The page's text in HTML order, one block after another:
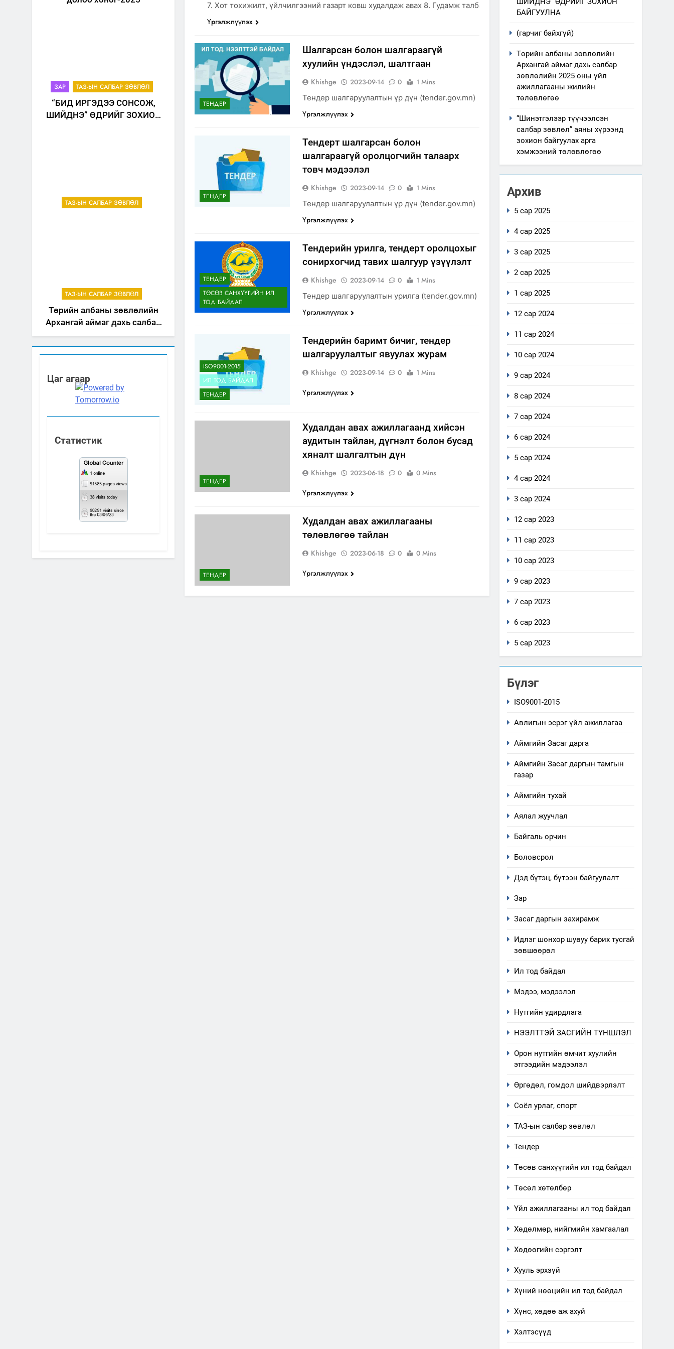
ЗАР ТАЗ-ЫН САЛБАР ЗӨВЛӨЛ
“БИД ИРГЭДЭЭ СОНСОЖ,
ШИЙДНЭ” ӨДРИЙГ ЗОХИОН
ТАЗ-ЫН САЛБАР ЗӨВЛӨЛ
ТАЗ-ЫН САЛБАР ЗӨВЛӨЛ
Төрийн албаны зөвлөлийн
Архангай аймаг дахь салбар
зөвлөлийн 2025 оны үйл
ажиллагааны жилийн
Цаг агаар
Статистик
7. Хот тохижилт, үйлчилгээний газарт ковш худалдаж авах 8. Гудамж талбай, орон сууцны…
Үргэлжлүүлэх
ТЕНДЕР
Шалгарсан болон шалгараагүй
хуулийн үндэслэл, шалтгаан
Khishge 2023-09-14 0
1 Mins
Тендер шалгаруулалтын үр дүн (tender.gov.mn)
Үргэлжлүүлэх
ТЕНДЕР
Тендерт шалгарсан болон
шалгараагүй оролцогчийн талаарх
товч мэдээлэл
Khishge 2023-09-14 0
1 Mins
Тендер шалгаруулалтын үр дүн (tender.gov.mn)
Үргэлжлүүлэх
ТЕНДЕР
ТӨСӨВ САНХҮҮГИЙН ИЛ
ТОД БАЙДАЛ
Тендерийн урилга, тендерт оролцохыг
сонирхогчид тавих шалгуур үзүүлэлт
Khishge 2023-09-14 0
1 Mins
Тендер шалгаруулалтын урилга (tender.gov.mn)
Үргэлжлүүлэх
ISO9001-2015
ИЛ ТОД БАЙДАЛ
ТЕНДЕР
Тендерийн баримт бичиг, тендер
шалгаруулалтыг явуулах журам
Khishge 2023-09-14 0 1 Mins
Үргэлжлүүлэх
ТЕНДЕР
Худалдан авах ажиллагаанд хийсэн
аудитын тайлан, дүгнэлт болон бусад
хяналт шалгалтын дүн
Khishge 2023-06-18 0 0 Mins
Үргэлжлүүлэх
ТЕНДЕР
Худалдан авах ажиллагааны
төлөвлөгөө тайлан
Khishge 2023-06-18 0 0 Mins
Үргэлжлүүлэх
БАЙГУУЛНА
(гарчиг байхгүй)
Төрийн албаны зөвлөлийн
Архангай аймаг дахь салбар
зөвлөлийн 2025 оны үйл
ажиллагааны жилийн
төлөвлөгөө
“Шинэтгэлээр түүчээлсэн
салбар зөвлөл” аяны хүрээнд
зохион байгуулах арга
хэмжээний төлөвлөгөө
Архив
5 сар 2025
4 сар 2025
3 сар 2025
2 сар 2025
1 сар 2025
12 сар 2024
11 сар 2024
10 сар 2024
9 сар 2024
8 сар 2024
7 сар 2024
6 сар 2024
5 сар 2024
4 сар 2024
3 сар 2024
12 сар 2023
11 сар 2023
10 сар 2023
9 сар 2023
7 сар 2023
6 сар 2023
5 сар 2023
Бүлэг
ISO9001-2015
Авлигын эсрэг үйл ажиллагаа
Аймгийн Засаг дарга
Аймгийн Засаг даргын тамгын
газар
Аймгийн тухай
Аялал жуучлал
Байгаль орчин
Боловсрол
Дэд бүтэц, бүтээн байгуулалт
Зар
Засаг даргын захирамж
Идлэг шонхор шувуу барих тусгай
зөвшөөрөл
Ил тод байдал
Мэдээ, мэдээлэл
Нутгийн удирдлага
НЭЭЛТТЭЙ ЗАСГИЙН ТҮНШЛЭЛ
Орон нутгийн өмчит хуулийн
этгээдийн мэдээлэл
Өргөдөл, гомдол шийдвэрлэлт
Соёл урлаг, спорт
ТАЗ-ын салбар зөвлөл
Тендер
Төсөв санхүүгийн ил тод байдал
Төсөл хөтөлбөр
Үйл ажиллагааны ил тод байдал
Хөдөлмөр, нийгмийн хамгаалал
Хөдөөгийн сэргэлт
Хууль эрхзүй
Хүний нөөцийн ил тод байдал
Хүнс, хөдөө аж ахуй
Хэлтэсүүд
салбар зөвлөл” аяны
арга хэмжээний төлөвлөгөө
ТАЗ-ЫН САЛБАР ЗӨВЛӨЛ
Санхүүгийн тайланд хийсэн
аудитын дүгнэлт
Үйл ажиллагаандаа мөрдөж
ИЛ ТОД БАЙДАЛ